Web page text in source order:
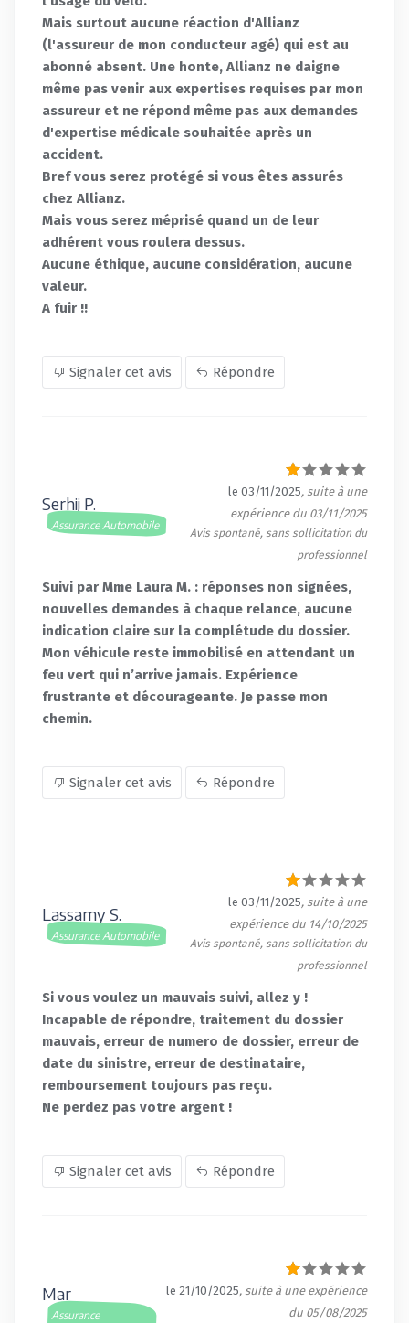
Mais surtout aucune réaction d'Allianz
(l'assureur de mon conducteur agé) qui est au
abonné absent. Une honte, Allianz ne daigne
même pas venir aux expertises requises par mon
assureur et ne répond même pas aux demandes
d'expertise médicale souhaitée après un
accident.
Bref vous serez protégé si vous êtes assurés
chez Allianz.
Mais vous serez méprisé quand un de leur
adhérent vous roulera dessus.
Aucune éthique, aucune considération, aucune
valeur.
A fuir !!
Signaler cet avis Répondre
Serhij P.
Assurance Automobile
le 03/11/2025, suite à une
expérience du 03/11/2025
Avis spontané, sans sollicitation du
professionnel
Suivi par Mme Laura M. : réponses non signées,
nouvelles demandes à chaque relance, aucune
indication claire sur la complétude du dossier.
Mon véhicule reste immobilisé en attendant un
feu vert qui n’arrive jamais. Expérience
frustrante et décourageante. Je passe mon
chemin.
Signaler cet avis Répondre
Lassamy S.
Assurance Automobile
le 03/11/2025, suite à une
expérience du 14/10/2025
Avis spontané, sans sollicitation du
professionnel
Si vous voulez un mauvais suivi, allez y !
Incapable de répondre, traitement du dossier
mauvais, erreur de numero de dossier, erreur de
date du sinistre, erreur de destinataire,
remboursement toujours pas reçu.
Ne perdez pas votre argent !
Signaler cet avis Répondre
Mar
Assurance
le 21/10/2025, suite à une expérience
du 05/08/2025